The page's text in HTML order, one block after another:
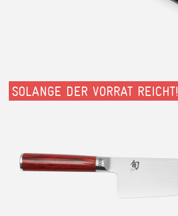
SOLANGE DER VORRAT REICHT!